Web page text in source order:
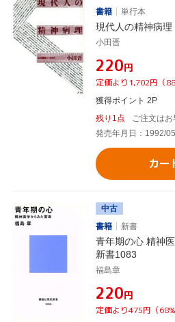
書籍
単行本
現代人の精神病
小田晋
¥220円
定価より1,702円（
獲得ポイント 2P
残り1点
ご注文は
発売年月日：1992/
カー
中古
書籍
新書
青年期の心 精神
新書1083
福島章
¥220円
定価より475円（